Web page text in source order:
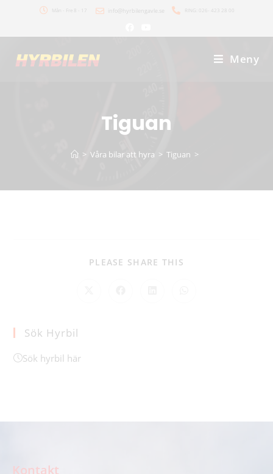
Mån - Fre 8 - 17 info@hyrbilengavle.se RING: 026- 423 28 00
Meny
Tiguan
> Våra bilar att hyra > Tiguan >
PLEASE SHARE THIS
Sök Hyrbil
Sök hyrbil här
Kontakt